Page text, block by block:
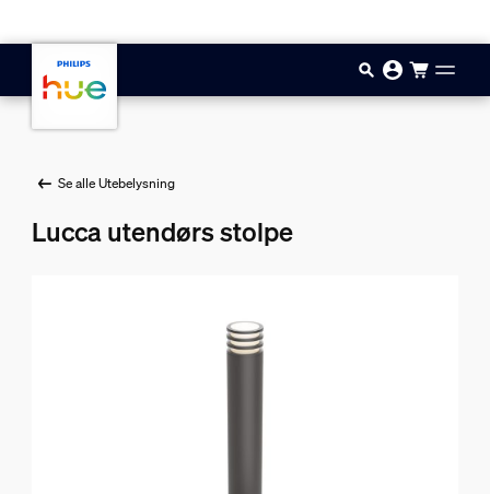
Se alle Utebelysning
Lucca utendørs stolpe